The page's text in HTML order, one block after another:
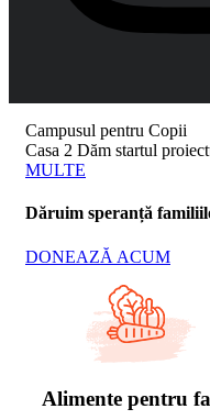
Campusul pentru Copii
Casa 2 Dăm startul
MULTE
Dăruim speranță
DONEAZĂ ACUM
Alimente pentru